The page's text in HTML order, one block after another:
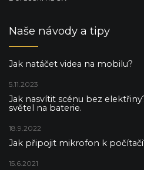
Naše návody a tipy
Jak natáčet videa na mobilu?
5.11.2023
Jak nasvítit scénu bez
světel na baterie.
18.9.2022
Jak připojit mikrofon k
15.6.2021